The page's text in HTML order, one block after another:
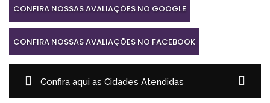
CONFIRA NOSSAS AVALIAÇÕES NO GOOGLE
CONFIRA NOSSAS AVALIAÇÕES NO FACEBOOK
Confira aqui as Cidades Atendidas